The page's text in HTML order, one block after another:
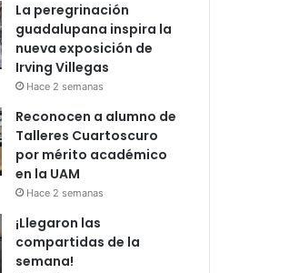
La peregrinación
guadalupana inspira la
nueva exposición de
Irving Villegas
Hace 2 semanas
Reconocen a alumno de
Talleres Cuartoscuro
por mérito académico
en la UAM
Hace 2 semanas
¡Llegaron las
compartidas de la
semana!